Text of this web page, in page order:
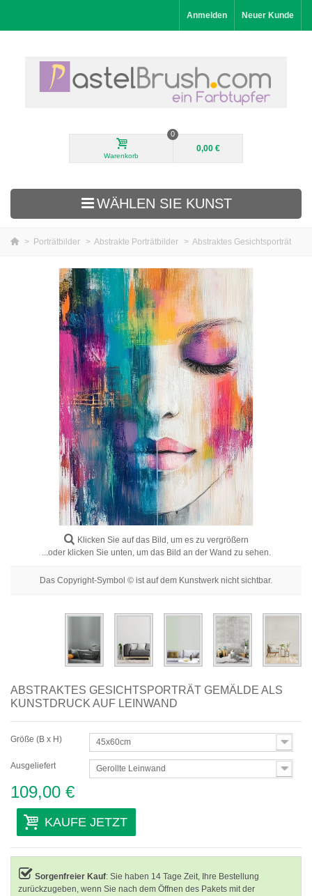
Anmelden Neuer Kunde
Warenkorb
0
0,00 €
WÄHLEN SIE KUNST
Landschaftsbilder
Blumenbilder
Porträtbilder
Nach Raum
> Porträtbilder > Abstrakte Porträtbilder > Abstraktes Gesichtsporträt
Klicken Sie auf das Bild, um es zu vergrößern
...oder klicken Sie unten, um das Bild an der Wand zu sehen.
Das Copyright-Symbol © ist auf dem Kunstwerk nicht sichtbar.
ABSTRAKTES GESICHTSPORTRÄT GEMÄLDE ALS
KUNSTDRUCK AUF LEINWAND
Größe (B x H) 45x60cm
Ausgeliefert Gerollte Leinwand
109,00 €
KAUFE JETZT
Sorgenfreier Kauf: Sie haben 14 Tage Zeit, Ihre Bestellung
zurückzugeben, wenn Sie nach dem Öffnen des Pakets mit der